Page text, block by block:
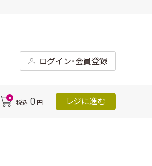
ログイン･会員登録
0
税込 0 円 レジに進む